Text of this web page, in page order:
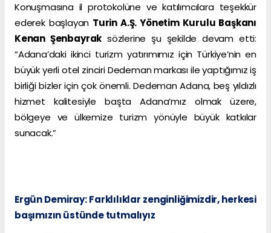
Konuşmasına il protokolüne ve katılımcılara teşekkür
ederek başlayan Turin A.Ş. Yönetim Kurulu Başkanı
Kenan Şenbayrak sözlerine şu şekilde devam etti:
“Adana’daki ikinci turizm yatırımımız için Türkiye’nin en
büyük yerli otel zinciri Dedeman markası ile yaptığımız iş
birliği bizler için çok önemli. Dedeman Adana, beş yıldızlı
hizmet kalitesiyle başta Adana’mız olmak üzere,
bölgeye ve ülkemize turizm yönüyle büyük katkılar
sunacak.”
Ergün Demiray: Farklılıklar zenginliğimizdir, herkesi
başımızın üstünde tutmalıyız